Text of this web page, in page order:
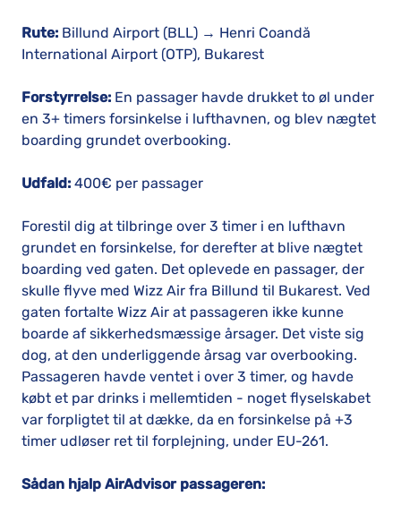
Rute: Billund Airport (BLL) → Henri Coandă
International Airport (OTP), Bukarest
Forstyrrelse: En passager havde drukket to øl under
en 3+ timers forsinkelse i lufthavnen, og blev nægtet
boarding grundet overbooking.
Udfald: 400€ per passager
Forestil dig at tilbringe over 3 timer i en lufthavn
grundet en forsinkelse, for derefter at blive nægtet
boarding ved gaten. Det oplevede en passager, der
skulle flyve med Wizz Air fra Billund til Bukarest. Ved
gaten fortalte Wizz Air at passageren ikke kunne
boarde af sikkerhedsmæssige årsager. Det viste sig
dog, at den underliggende årsag var overbooking.
Passageren havde ventet i over 3 timer, og havde
købt et par drinks i mellemtiden - noget flyselskabet
var forpligtet til at dække, da en forsinkelse på +3
timer udløser ret til forplejning, under EU-261.
Sådan hjalp AirAdvisor passageren: